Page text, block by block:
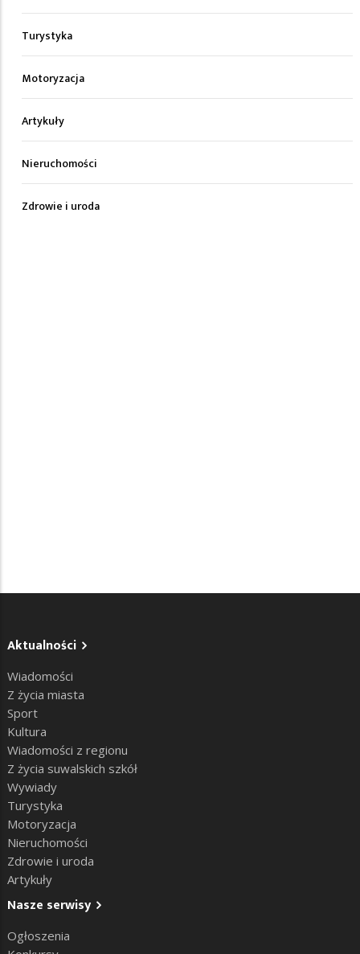
Turystyka
Motoryzacja
Artykuły
Nieruchomości
Zdrowie i uroda
Aktualności
Wiadomości
Z życia miasta
Sport
Kultura
Wiadomości z regionu
Z życia suwalskich szkół
Wywiady
Turystyka
Motoryzacja
Nieruchomości
Zdrowie i uroda
Artykuły
Nasze serwisy
Ogłoszenia